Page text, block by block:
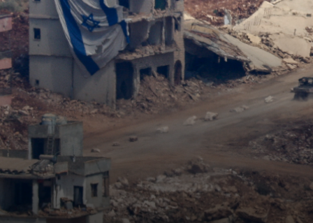
سنجدهــم كلهـم
وسيعاقبون جميعا